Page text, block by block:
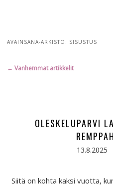
AVAINSANA-ARKISTO: SISUSTUS
Artikkelien
← Vanhemmat artikkelit
OLESKELUPARVI
13.8.2025
Siitä on kohta kaksi vuotta,